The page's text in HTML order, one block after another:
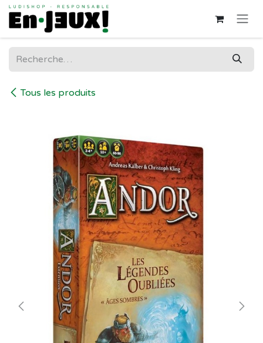
Se rendre au contenu
Tous les produits